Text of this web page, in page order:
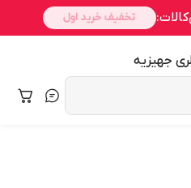
جهیزیه